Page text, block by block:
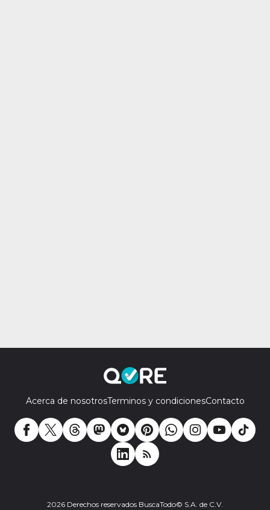
Acerca de nosotrosTerminos y condicionesContacto
2026 Derechos reservados BuscaTodo© S.A. de C.V.